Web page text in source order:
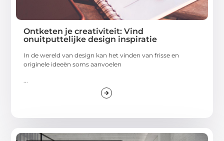
Ontketen je creativiteit: Vind
onuitputtelijke design inspiratie
In de wereld van design kan het vinden van frisse en
originele ideeën soms aanvoelen
...